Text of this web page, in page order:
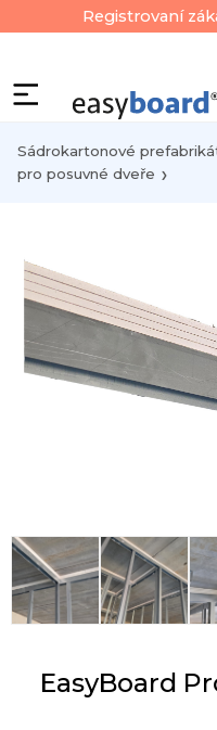
Registrovaní
Sádrokartonové
pro posuvné dveře
EasyBoard